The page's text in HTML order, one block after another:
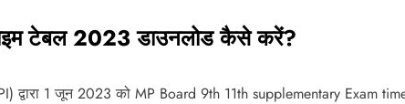
टाइम टेबल 2023 डाउनलोड कैसे करें?
द्वारा 1 जून 2023 को MP Board 9th 11th supplementary Exam